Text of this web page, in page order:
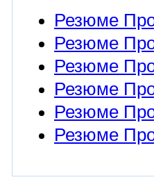
Резюме
Резюме
Резюме
Резюме
Резюме
Резюме